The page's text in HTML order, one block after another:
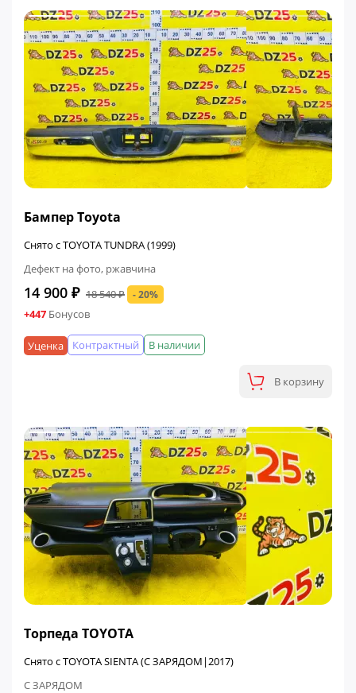
Бампер Toyota
Снято с TOYOTA TUNDRA (1999)
Дефект на фото, ржавчина
14 900 ₽ 18 540 ₽ - 20%
+447 Бонусов
В наличии
Контрактный
Уценка
В корзину
Торпеда TOYOTA
Снято с TOYOTA SIENTA (С ЗАРЯДОМ|2017)
С ЗАРЯДОМ